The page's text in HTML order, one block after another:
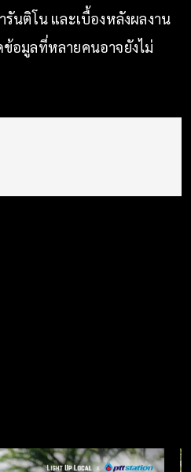
รันติโน และเบื้องหลังผลงาน
ข้อมูลที่หลายคนอาจยังไม่